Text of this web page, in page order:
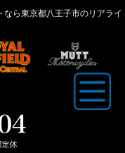
ら東京都八王子市のリアライ